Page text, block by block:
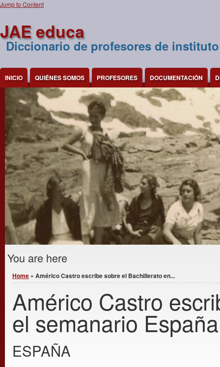
Jump to Content
JAE educa
Diccionario de profesores de
INICIO QUIÉNES SOMOS PROFESORES DOCUMENTACIÓN
You are here
Home » Américo Castro escribe sobre el Bachillerato en...
Américo Castro
el semanario
ESPAÑA